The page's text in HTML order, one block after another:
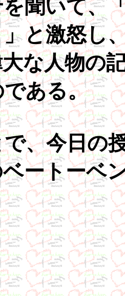
聞いて、
と激怒し
な人物の
ある。
で、今日の
ートーベ